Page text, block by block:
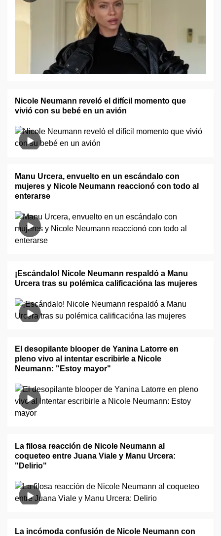
Nicole Neumann reveló el difícil momento que
vivió con su bebé en un avión
Manu Urcera, envuelto en un escándalo con
mujeres y Nicole Neumann reaccionó con todo al
enterarse
¡Escándalo! Nicole Neumann respaldó a Manu
Urcera tras su polémica calificacióna las mujeres
El desopilante blooper de Yanina Latorre en
pleno vivo al intentar escribirle a Nicole
Neumann: "Estoy mayor"
La filosa reacción de Nicole Neumann al
coqueteo entre Juana Viale y Manu Urcera:
"Delirio"
La incómoda confusión de Nicole Neumann con